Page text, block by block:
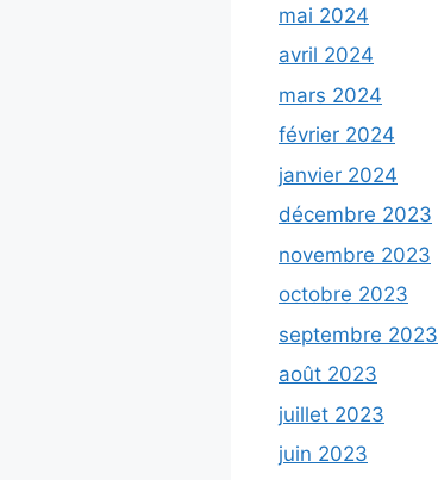
mai 2024
avril 2024
mars 2024
février 2024
janvier 2024
décembre 2023
novembre 2023
octobre 2023
septembre 2023
août 2023
juillet 2023
juin 2023